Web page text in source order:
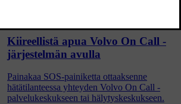
Kiireellistä apua Volvo On Call -
järjestelmän avulla
Painakaa SOS-painiketta ottaaksenne
hätätilanteessa yhteyden Volvo On Call -
palvelukeskukseen tai hälytyskeskukseen.